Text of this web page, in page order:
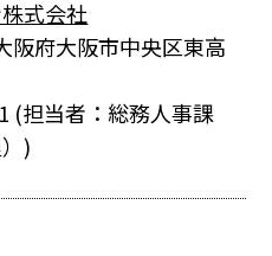
式会社
阪府大阪市中央区東高
(担当者：総務人事課
)